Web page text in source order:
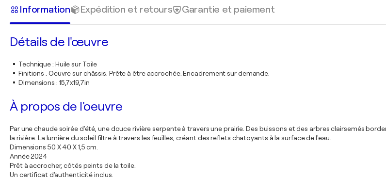
Information Expédition et retours Garantie et paiement
Détails de l'œuvre
Technique: Huile sur Toile
Finitions : Oeuvre sur châssis. Prête à être accrochée. Encadrement sur demande.
Dimensions : 15,7x19,7in
À propos de l'oeuvre
Par une chaude soirée d'été, une douce rivière serpente à travers une prairie. Des buissons et des arbres clairsemés
la rivière. La lumière du soleil filtre à travers les feuilles, créant des reflets chatoyants à la surface de l'eau.
Dimensions 50 X 40 X 1,5 cm.
Année 2024
Prêt à accrocher, côtés peints de la toile.
Un certificat d'authenticité inclus.